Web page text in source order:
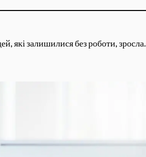
які залишилися без роботи, зросла.